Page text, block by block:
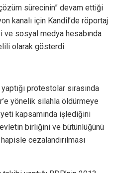
sürecinin” devam ettiği
kanalı için Kandil’de röportaj
ve sosyal medya hesabında
olarak gösterdi.
protestolar sırasında
yönelik silahla öldürmeye
kapsamında işlediğini
birliğini ve bütünlüğünü
cezalandırılması